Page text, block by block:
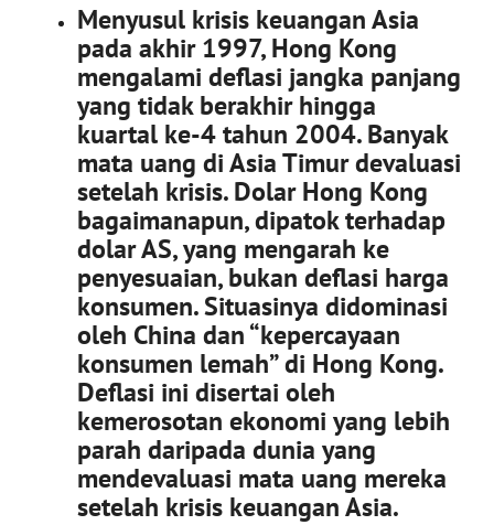
Menyusul krisis keuangan Asia
pada akhir 1997, Hong Kong
mengalami deflasi jangka panjang
yang tidak berakhir hingga
kuartal ke-4 tahun 2004. Banyak
mata uang di Asia Timur devaluasi
setelah krisis. Dolar Hong Kong
bagaimanapun, dipatok terhadap
dolar AS, yang mengarah ke
penyesuaian, bukan deflasi harga
konsumen. Situasinya didominasi
oleh China dan “kepercayaan
konsumen lemah” di Hong Kong.
Deflasi ini disertai oleh
kemerosotan ekonomi yang lebih
parah daripada dunia yang
mendevaluasi mata uang mereka
setelah krisis keuangan Asia.